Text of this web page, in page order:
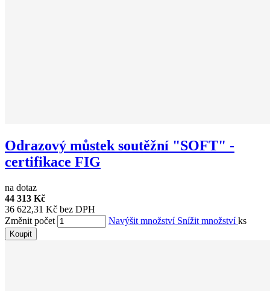
Odrazový můstek soutěžní "SOFT" -
certifikace FIG
na dotaz
44 313 Kč
36 622,31 Kč bez DPH
Změnit počet
Navýšit množství Snížit množstvíks
Koupit